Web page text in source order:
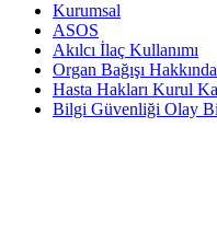
Kurumsal
ASOS
Akılcı İlaç Kullanımı
Organ Bağışı Hakkında
Hasta Hakları Kurul
Bilgi Güvenliği Olay